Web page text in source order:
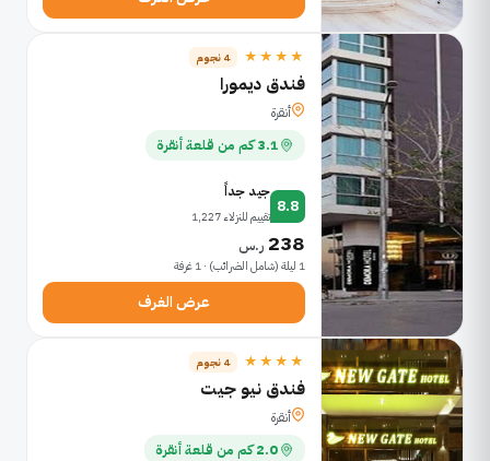
★★★★ 4 نجوم
فندق ديمورا
أنقرة
3.1 كم من قلعة أنقرة
8.8
جيد جداً
تقييم للنزلاء 1,227
238 ر.س
1 ليلة (شامل الضرائب) · 1 غرفة
عرض الغرف
★★★★ 4 نجوم
فندق نيو جيت
أنقرة
2.0 كم من قلعة أنقرة